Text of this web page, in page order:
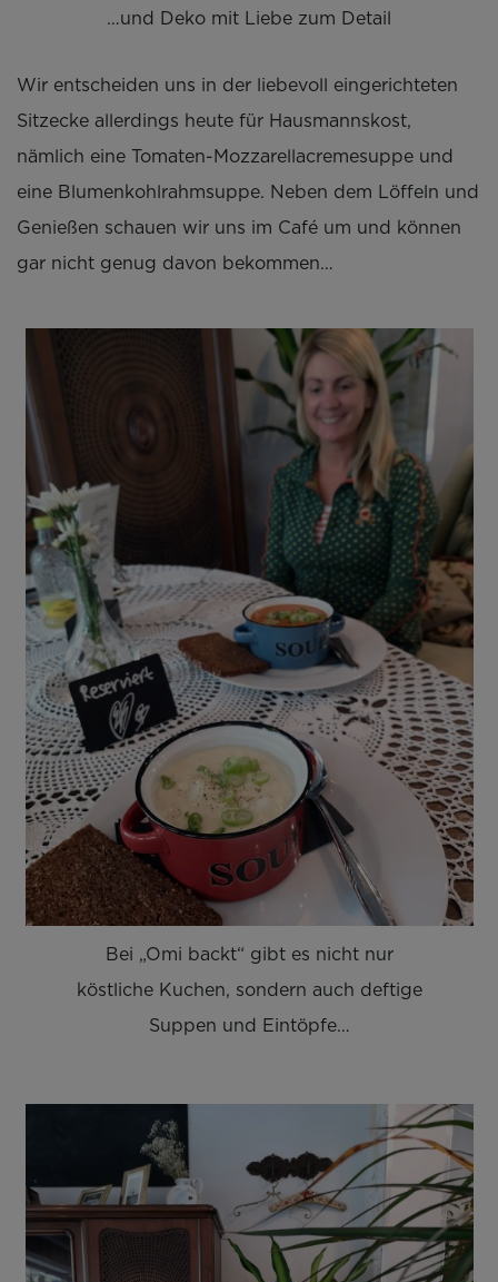
…und Deko mit Liebe zum Detail
Wir entscheiden uns in der liebevoll eingerichteten
Sitzecke allerdings heute für Hausmannskost,
nämlich eine Tomaten-Mozzarellacremesuppe und
eine Blumenkohlrahmsuppe. Neben dem Löffeln und
Genießen schauen wir uns im Café um und können
gar nicht genug davon bekommen…
Bei „Omi backt“ gibt es nicht nur
köstliche Kuchen, sondern auch deftige
Suppen und Eintöpfe…